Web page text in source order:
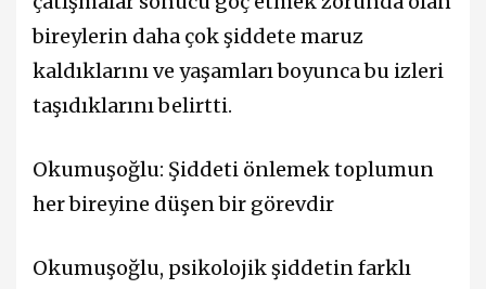
bireylerin daha çok şiddete maruz
kaldıklarını ve yaşamları boyunca bu izleri
taşıdıklarını belirtti.
Okumuşoğlu: Şiddeti önlemek toplumun
her bireyine düşen bir görevdir
Okumuşoğlu, psikolojik şiddetin farklı